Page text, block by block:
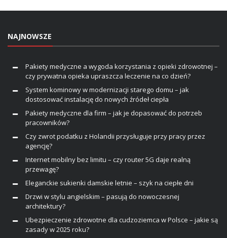
NAJNOWSZE
Pakiety medyczne a wygoda korzystania z opieki zdrowotnej –
czy prywatna opieka upraszcza leczenie na co dzień?
System kominowy w modernizacji starego domu – jak
dostosować instalację do nowych źródeł ciepła
Pakiety medyczne dla firm – jak je dopasować do potrzeb
pracowników?
Czy zwrot podatku z Holandii przysługuje przy pracy przez
agencję?
Internet mobilny bez limitu – czy router 5G daje realną
przewagę?
Eleganckie sukienki damskie letnie – szyk na ciepłe dni
Drzwi w stylu angielskim – pasują do nowoczesnej
architektury?
Ubezpieczenie zdrowotne dla cudzoziemca w Polsce – jakie są
zasady w 2025 roku?